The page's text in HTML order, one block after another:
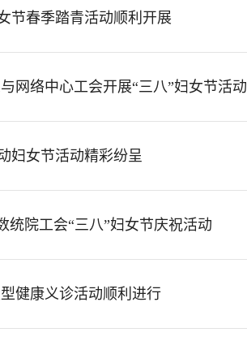
节春季踏青活动顺利开展
网络中心工会开展“三八”妇女节活动
妇女节活动精彩纷呈
院工会“三八”妇女节庆祝活动
健康义诊活动顺利进行